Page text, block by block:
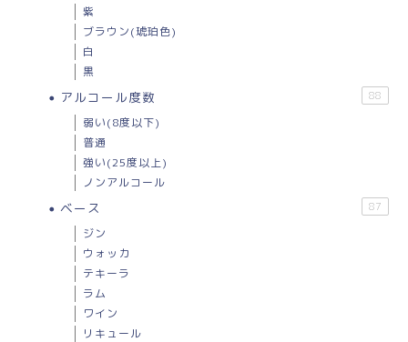
紫
ブラウン(琥珀色)
白
黒
アルコール度数 88
弱い(8度以下)
普通
強い(25度以上)
ノンアルコール
ベース 87
ジン
ウォッカ
テキーラ
ラム
ワイン
リキュール